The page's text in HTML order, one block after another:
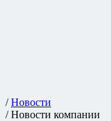
/Новости
/ Новости компании